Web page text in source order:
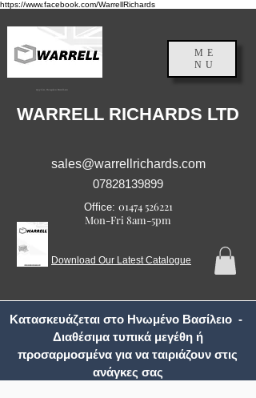
https://www.facebook.com/WarrellRichards
Αγγλία, Ηνωμένο Βασίλειο
ME
NU
WARRELL RICHARDS LTD
sales@warrellrichards.com
07828139899
Office: 01474 526221
Mon-Fri 8am-5pm
Download Our Latest Catalogue
Κατασκευάζεται στο Ηνωμένο Βασίλειο -
Διαθέσιμα τυπικά μεγέθη ή
προσαρμοσμένα για να ταιριάζουν στις
ανάγκες σας